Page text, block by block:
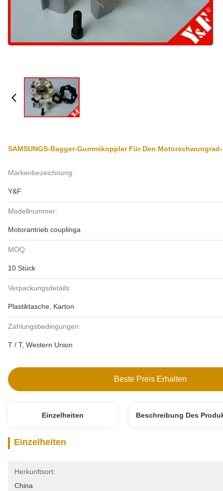
SAMSUNGS-Bagger-Gummikoppler Für Den
Markenbezeichnung:
Y&F
Modellnummer:
Motorantrieb couplinga
MOQ:
10 Stück
Verpackungsdetails:
Plastiktasche, Karton
Zahlungsbedingungen:
T / T, Western Union
Beste Preis Erhalten
Einzelheiten Beschreibung Des
Einzelheiten
Herkunftsort:
China